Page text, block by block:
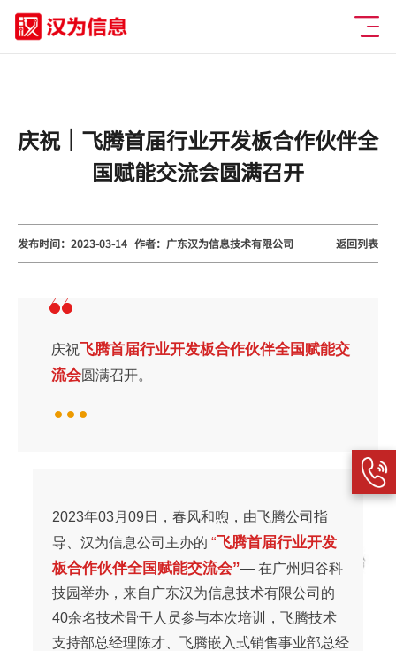
庆祝｜飞腾首届行业开发板合作伙伴全
国赋能交流会圆满召开
发布时间：2023-03-14 作者：广东汉为信息技术有限公司 返回列表
庆祝飞腾首届行业开发板合作伙伴全国赋能交
流会圆满召开。
2023年03月09日，春风和煦，由飞腾公司指
导、汉为信息公司主办的 “飞腾首届行业开发
板合作伙伴全国赋能交流会”— 在广州归谷科
技园举办，来自广东汉为信息技术有限公司的
40余名技术骨干人员参与本次培训， 飞腾技术
支持部总经理陈才、飞腾嵌入式销售事业部总经